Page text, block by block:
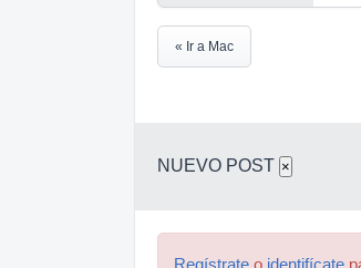
« Ir a Mac
NUEVO POST ×